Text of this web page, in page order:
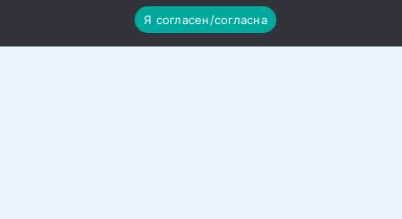
В Ростовской области малый бизнес
Я согласен/согласна